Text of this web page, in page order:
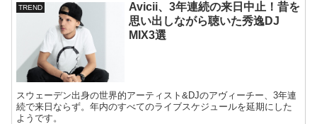
TREND
Avicii、3年連続の来日中止！昔を
思い出しながら聴いた秀逸DJ
MIX3選
スウェーデン出身の世界的アーティスト&DJのアヴィーチー、3年連
続で来日ならず。年内のすべてのライブスケジュールを延期にした
ようです。